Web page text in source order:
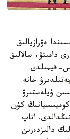
ەۋرازيالىق
دامىتۋ، سالالىق
قيمىلدى
جانە
ۇيلەستىرۋ
كوميسسيانىڭ كۇن
تىڭدالدى. اتاپ
دالىزدەرىن